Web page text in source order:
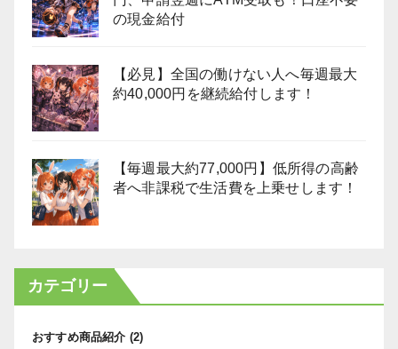
の現金給付
【必見】全国の働けない人へ毎週最大
約40,000円を継続給付します！
【毎週最大約77,000円】低所得の高齢
者へ非課税で生活費を上乗せします！
カテゴリー
おすすめ商品紹介 (2)